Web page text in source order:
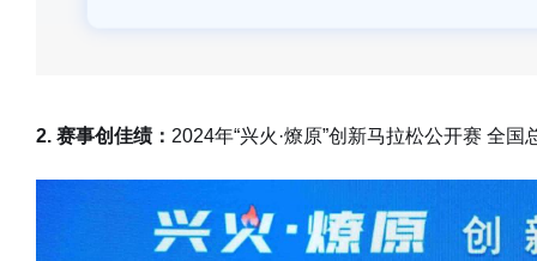
2. 赛事创佳绩： 2024年“兴火·燎原”创新马拉松公开赛 全国